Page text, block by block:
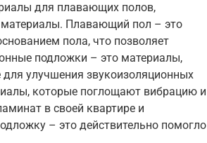
для плавающих полов,
Плавающий пол – это
пола, что позволяет
подложки – это материалы,
улучшения звукоизоляционных
которые поглощают вибрацию и
в своей квартире и
– это действительно помогло